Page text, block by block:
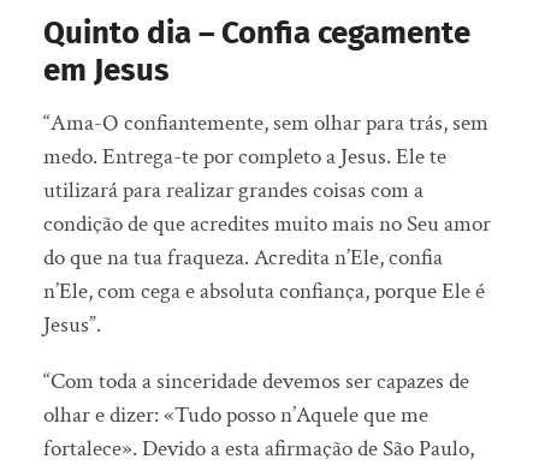
Quinto dia – Confia cegamente
em Jesus
“Ama-O confiantemente, sem olhar para trás, sem
medo. Entrega-te por completo a Jesus. Ele te
utilizará para realizar grandes coisas com a
condição de que acredites muito mais no Seu amor
do que na tua fraqueza. Acredita n’Ele, confia
n’Ele, com cega e absoluta confiança, porque Ele é
Jesus”.
“Com toda a sinceridade devemos ser capazes de
olhar e dizer: «Tudo posso n’Aquele que me
fortalece». Devido a esta afirmação de São Paulo,